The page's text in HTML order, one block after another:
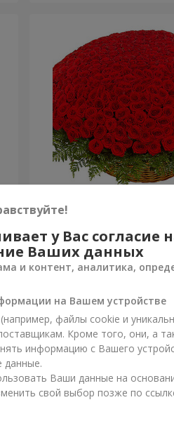
501 красная роза
52 107 грн
у Вас согласие
Ваших данных
и контент, аналитика,
на Вашем устройстве
файлы cookie и
Кроме того, они, а
информацию с Вашего
данные.
Ваши данные на
свой выбор позже по